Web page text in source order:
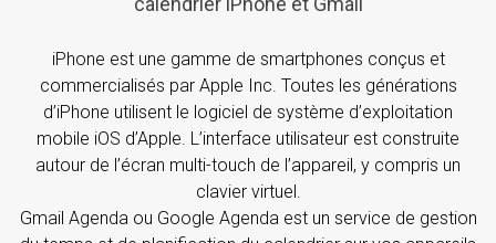
iPhone est une gamme de smartphones conçus et
commercialisés par Apple Inc. Toutes les générations
d’iPhone utilisent le logiciel de système d’exploitation
mobile iOS d’Apple. L’interface utilisateur est construite
autour de l’écran multi-touch de l’appareil, y compris un
clavier virtuel.
Gmail Agenda ou Google Agenda est un service de gestion